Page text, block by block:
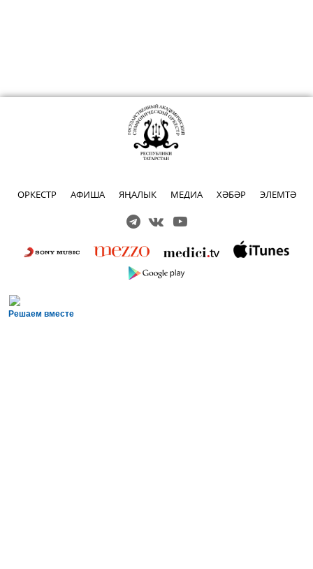
ОРКЕСТР АФИША ЯҢАЛЫК МЕДИА ХӘБӘР ЭЛЕМТӘ
Решаем вместе